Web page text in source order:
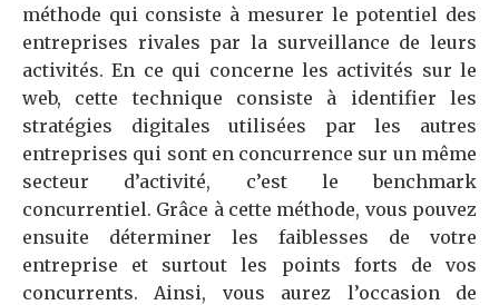
méthode qui consiste à mesurer le potentiel des
entreprises rivales par la surveillance de leurs
activités. En ce qui concerne les activités sur le
web, cette technique consiste à identifier les
stratégies digitales utilisées par les autres
entreprises qui sont en concurrence sur un même
secteur d’activité, c’est le benchmark
concurrentiel. Grâce à cette méthode, vous pouvez
ensuite déterminer les faiblesses de votre
entreprise et surtout les points forts de vos
concurrents. Ainsi, vous aurez l’occasion de